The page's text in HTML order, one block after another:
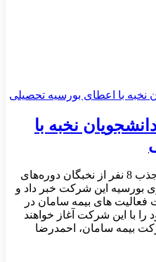
نخبه با
مدیرعامل شرکت بیمه سامان از جذب 8 نفر از نخبگان دوره‌های
بورسیه این شرکت خبر داد و
فعالیت‌ های بیمه سامان در
با این شرکت آغاز خواهند
بیمه سامان، احمدرضا